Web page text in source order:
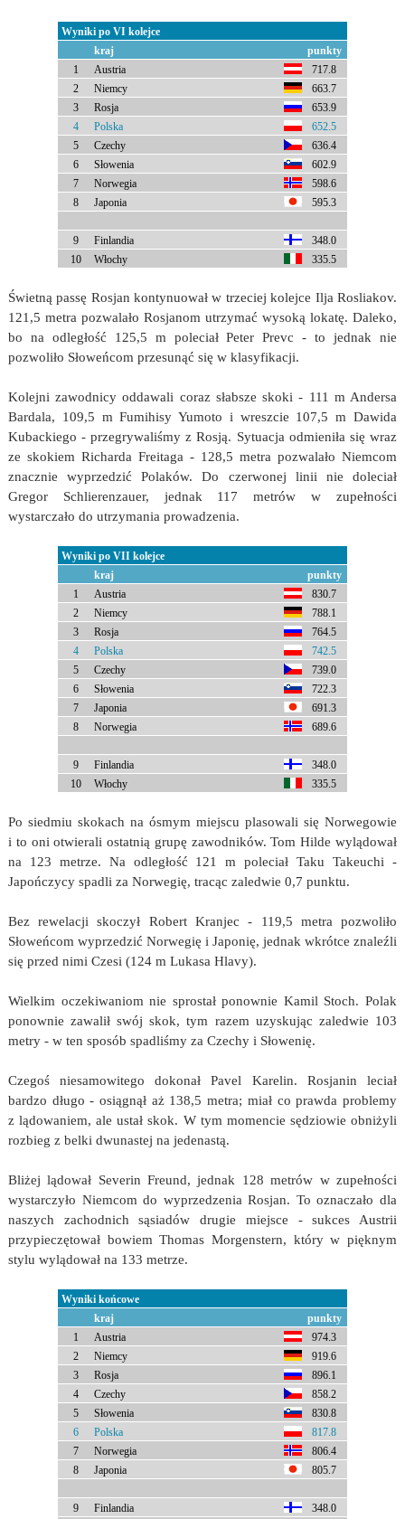
Wyniki po VI kolejce
kraj
punkty
1
Austria
717.8
2
Niemcy
663.7
3
Rosja
653.9
4
Polska
652.5
5
Czechy
636.4
6
Słowenia
602.9
7
Norwegia
598.6
8
Japonia 595.3
9 Finlandia
348.0
10
Włochy 335.5
Świetną passę Rosjan kontynuował w trzeciej kolejce Ilja Rosliakov.
121,5 metra pozwalało Rosjanom utrzymać wysoką lokatę. Daleko,
bo na odległość 125,5 m poleciał Peter Prevc - to jednak nie
pozwoliło Słoweńcom przesunąć się w klasyfikacji.
Kolejni zawodnicy oddawali coraz słabsze skoki - 111 m Andersa
Bardala, 109,5 m Fumihisy Yumoto i wreszcie 107,5 m Dawida
Kubackiego - przegrywaliśmy z Rosją. Sytuacja odmieniła się wraz
ze skokiem Richarda Freitaga - 128,5 metra pozwalało Niemcom
znacznie wyprzedzić Polaków. Do czerwonej linii nie doleciał
Gregor Schlierenzauer, jednak 117 metrów w zupełności
wystarczało do utrzymania prowadzenia.
Wyniki po VII kolejce
kraj
punkty
1
Austria
830.7
2
Niemcy
788.1
3
Rosja
764.5
4
Polska
742.5
5
Czechy
739.0
6
Słowenia
722.3
7
Japonia
691.3
8
Norwegia 689.6
9 Finlandia
348.0
10
Włochy 335.5
Po siedmiu skokach na ósmym miejscu plasowali się Norwegowie
i to oni otwierali ostatnią grupę zawodników. Tom Hilde wylądował
na 123 metrze. Na odległość 121 m poleciał Taku Takeuchi -
Japończycy spadli za Norwegię, tracąc zaledwie 0,7 punktu.
Bez rewelacji skoczył Robert Kranjec - 119,5 metra pozwoliło
Słoweńcom wyprzedzić Norwegię i Japonię, jednak wkrótce znaleźli
się przed nimi Czesi (124 m Lukasa Hlavy).
Wielkim oczekiwaniom nie sprostał ponownie Kamil Stoch. Polak
ponownie zawalił swój skok, tym razem uzyskując zaledwie 103
metry - w ten sposób spadliśmy za Czechy i Słowenię.
Czegoś niesamowitego dokonał Pavel Karelin. Rosjanin leciał
bardzo długo - osiągnął aż 138,5 metra; miał co prawda problemy
z lądowaniem, ale ustał skok. W tym momencie sędziowie obniżyli
rozbieg z belki dwunastej na jedenastą.
Bliżej lądował Severin Freund, jednak 128 metrów w zupełności
wystarczyło Niemcom do wyprzedzenia Rosjan. To oznaczało dla
naszych zachodnich sąsiadów drugie miejsce - sukces Austrii
przypieczętował bowiem Thomas Morgenstern, który w pięknym
stylu wylądował na 133 metrze.
Wyniki końcowe
kraj
punkty
1
Austria
974.3
2
Niemcy
919.6
3
Rosja
896.1
4
Czechy
858.2
5
Słowenia
830.8
6
Polska
817.8
7
Norwegia
806.4
8
Japonia 805.7
9 Finlandia 348.0